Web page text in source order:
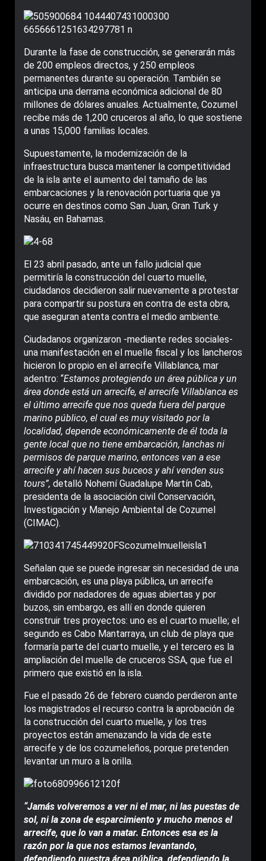
Durante la fase de construcción, se generarán más
de 200 empleos directos, y 250 empleos
permanentes durante su operación. También se
anticipa una derrama económica adicional de 80
millones de dólares anuales. Actualmente, Cozumel
recibe más de 1,200 cruceros al año, lo que sostiene
a unas 15,000 familias locales.
Supuestamente, la modernización de la
infraestructura busca mantener la competitividad
de la isla ante el aumento del tamaño de las
embarcaciones y la renovación portuaria que ya
ocurre en destinos como San Juan, Gran Turk y
Nasáu, en Bahamas.
El 23 abril pasado, ante un fallo judicial que
permitiría la construcción del cuarto muelle,
ciudadanos decidieron salir nuevamente a protestar
para compartir su postura en contra de esta obra,
que aseguran atenta contra el medio ambiente.
Ciudadanos organizaron -mediante redes sociales-
una manifestación en el muelle fiscal y los lancheros
hicieron lo propio en el arrecife Villablanca, mar
adentro: “Estamos protegiendo un área pública y un
área donde está un arrecife, el arrecife Villablanca es
el último arrecife que nos queda fuera del parque
marino público, el cual es muy visitado por la
localidad, depende económicamente de él toda la
gente local que no tiene embarcación, lanchas ni
permisos de parque marino, entonces van a ese
arrecife y ahí hacen sus buceos y ahí venden sus
tours”, detalló Nohemí Guadalupe Martín Cab,
presidenta de la asociación civil Conservación,
Investigación y Manejo Ambiental de Cozumel
(CIMAC).
Señalan que se puede ingresar sin necesidad de una
embarcación, es una playa pública, un arrecife
dividido por nadadores de aguas abiertas y por
buzos, sin embargo, es allí en donde quieren
construir tres proyectos: uno es el cuarto muelle; el
segundo es Cabo Mantarraya, un club de playa que
formaría parte del cuarto muelle, y el tercero es la
ampliación del muelle de cruceros SSA, que fue el
primero que existió en la isla.
Fue el pasado 26 de febrero cuando perdieron ante
los magistrados el recurso contra la aprobación de
la construcción del cuarto muelle, y los tres
proyectos están amenazando la vida de este
arrecife y de los cozumeleños, porque pretenden
levantar un muro a la orilla.
“Jamás volveremos a ver ni el mar, ni las puestas de
sol, ni la zona de esparcimiento y mucho menos el
arrecife, que lo van a matar. Entonces esa es la
razón por la que nos estamos levantando,